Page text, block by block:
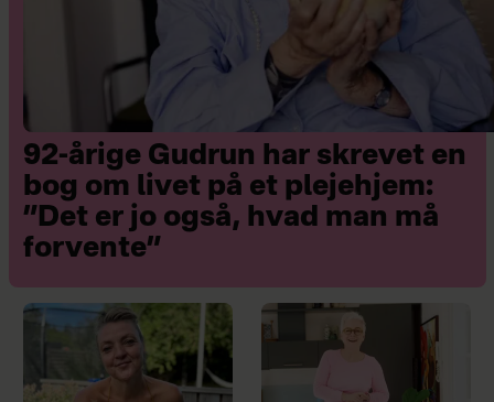
92-årige Gudrun har skrevet en
bog om livet på et plejehjem:
”Det er jo også, hvad man må
forvente”